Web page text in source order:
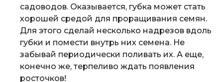
садоводов. Оказывается, губка может стать
хорошей средой для проращивания семян.
Для этого сделай несколько надрезов вдоль
губки и помести внутрь них семена. Не
забывай периодически поливать их. А еще,
конечно же, терпеливо ждать появления
росточков!